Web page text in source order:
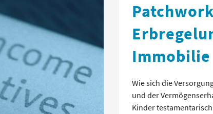
Immobilie
Wie sich die
und der
Kinder